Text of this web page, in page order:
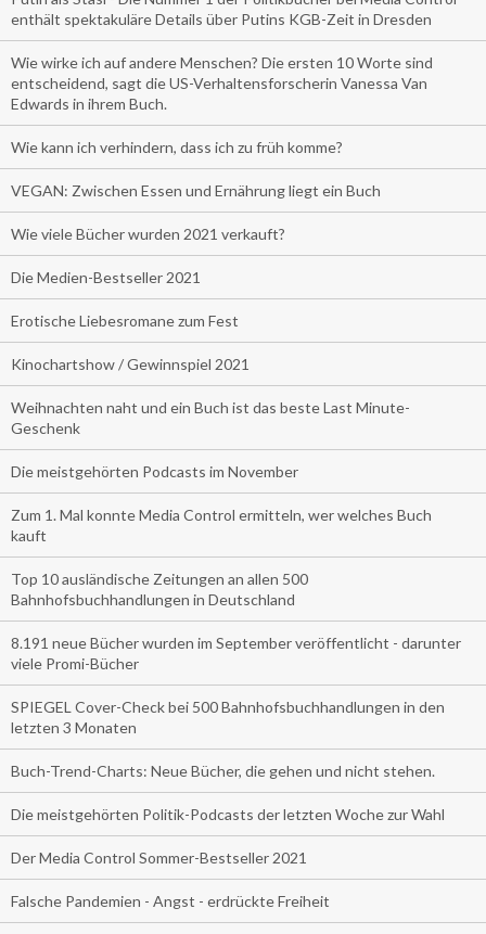
enthält spektakuläre Details über Putins KGB-Zeit in Dresden
Wie wirke ich auf andere Menschen? Die ersten 10 Worte sind
entscheidend, sagt die US-Verhaltensforscherin Vanessa Van
Edwards in ihrem Buch.
Wie kann ich verhindern, dass ich zu früh komme?
VEGAN: Zwischen Essen und Ernährung liegt ein Buch
Wie viele Bücher wurden 2021 verkauft?
Die Medien-Bestseller 2021
Erotische Liebesromane zum Fest
Kinochartshow / Gewinnspiel 2021
Weihnachten naht und ein Buch ist das beste Last Minute-
Geschenk
Die meistgehörten Podcasts im November
Zum 1. Mal konnte Media Control ermitteln, wer welches Buch
kauft
Top 10 ausländische Zeitungen an allen 500
Bahnhofsbuchhandlungen in Deutschland
8.191 neue Bücher wurden im September veröffentlicht - darunter
viele Promi-Bücher
SPIEGEL Cover-Check bei 500 Bahnhofsbuchhandlungen in den
letzten 3 Monaten
Buch-Trend-Charts: Neue Bücher, die gehen und nicht stehen.
Die meistgehörten Politik-Podcasts der letzten Woche zur Wahl
Der Media Control Sommer-Bestseller 2021
Falsche Pandemien - Angst - erdrückte Freiheit